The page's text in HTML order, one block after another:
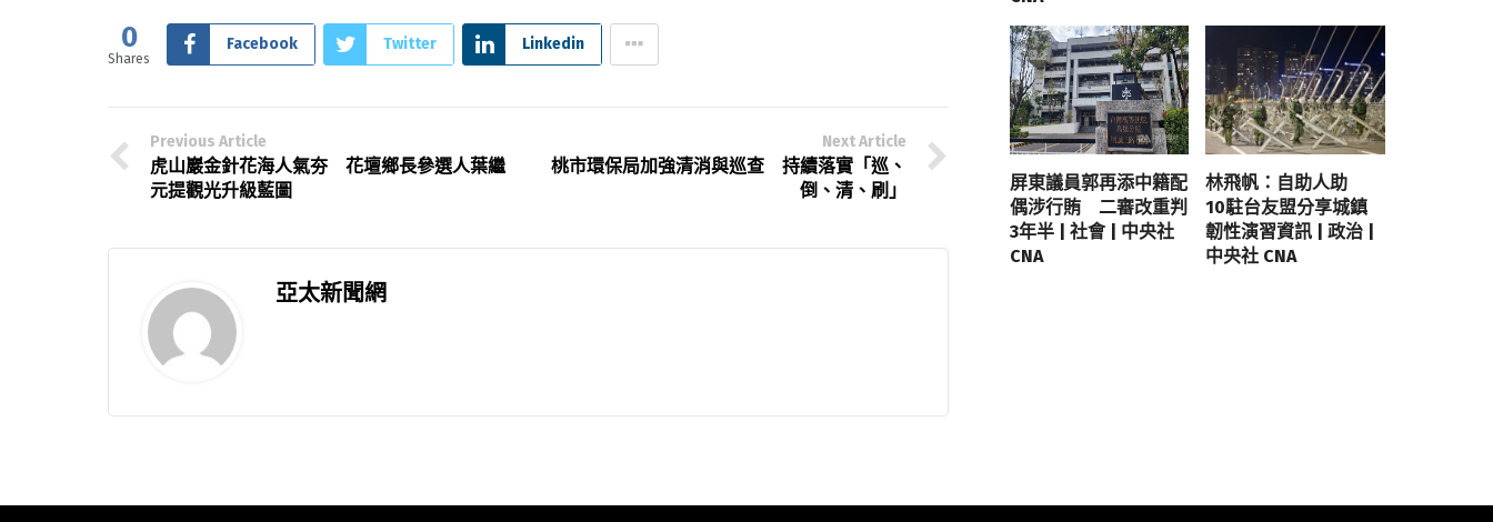
0
Shares
Facebook Twitter Linkedin
Previous Article
虎山巖金針花海人氣夯 花壇鄉長參選人葉繼
元提觀光升級藍圖
Next Article
桃市環保局加強清消與巡查 持續落實「巡、
倒、清、刷」
亞太新聞網
屏東議員郭再添中籍配
偶涉行賄 二審改重判
3年半 | 社會 | 中央社
CNA
林飛帆：自助人助
10駐台友盟分享城鎮
韌性演習資訊 | 政治 |
中央社 CNA